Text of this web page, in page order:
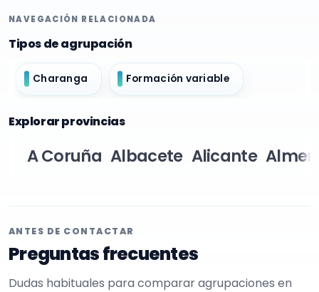
NAVEGACIÓN RELACIONADA
Tipos de agrupación
Charanga Formación variable
Explorar provincias
A Coruña Albacete Alicante
ANTES DE CONTACTAR
Preguntas frecuentes
Dudas habituales para comparar agrupaciones en